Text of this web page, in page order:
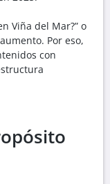
Viña del Mar?” o
Por eso,
con